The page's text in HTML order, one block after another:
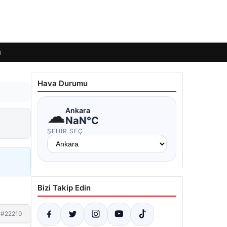
#22210
Hava Durumu
☁Ankara
NaN°C
ŞEHIR SEÇ
Bizi Takip Edin